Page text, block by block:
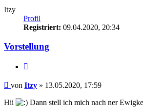
Itzy
Profil
Registriert: 09.04.2020, 20:34
Vorstellung
Beitrag
von Itzy » 13.05.2020, 17:59
Hii
Dann stell ich mich nach ner